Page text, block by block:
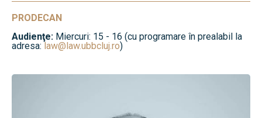
PRODECAN
Audienţe: Miercuri: 15 - 16 (cu programare în prealabil la
adresa: law@law.ubbcluj.ro)